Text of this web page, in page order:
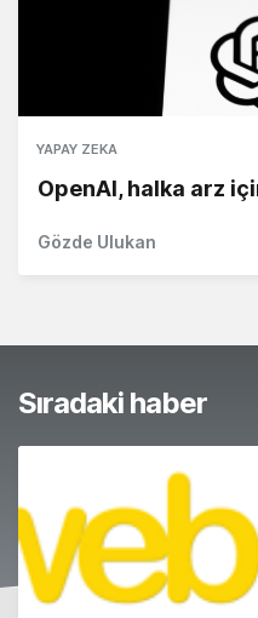
YAPAY ZEKA
OpenAI, halka arz
Gözde Ulukan
Sıradaki haber